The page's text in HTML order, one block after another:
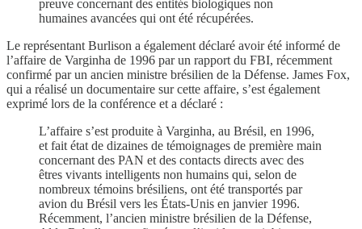
preuve concernant des entités biologiques non
humaines avancées qui ont été récupérées.
Le représentant Burlison a également déclaré avoir été informé de
l’affaire de Varginha de 1996 par un rapport du FBI, récemment
confirmé par un ancien ministre brésilien de la Défense. James Fox,
qui a réalisé un documentaire sur cette affaire, s’est également
exprimé lors de la conférence et a déclaré :
L’affaire s’est produite à Varginha, au Brésil, en 1996,
et fait état de dizaines de témoignages de première main
concernant des PAN et des contacts directs avec des
êtres vivants intelligents non humains qui, selon de
nombreux témoins brésiliens, ont été transportés par
avion du Brésil vers les États-Unis en janvier 1996.
Récemment, l’ancien ministre brésilien de la Défense,